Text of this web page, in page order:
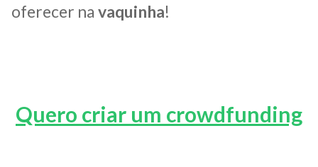
oferecer na vaquinha!
Quero criar um crowdfunding